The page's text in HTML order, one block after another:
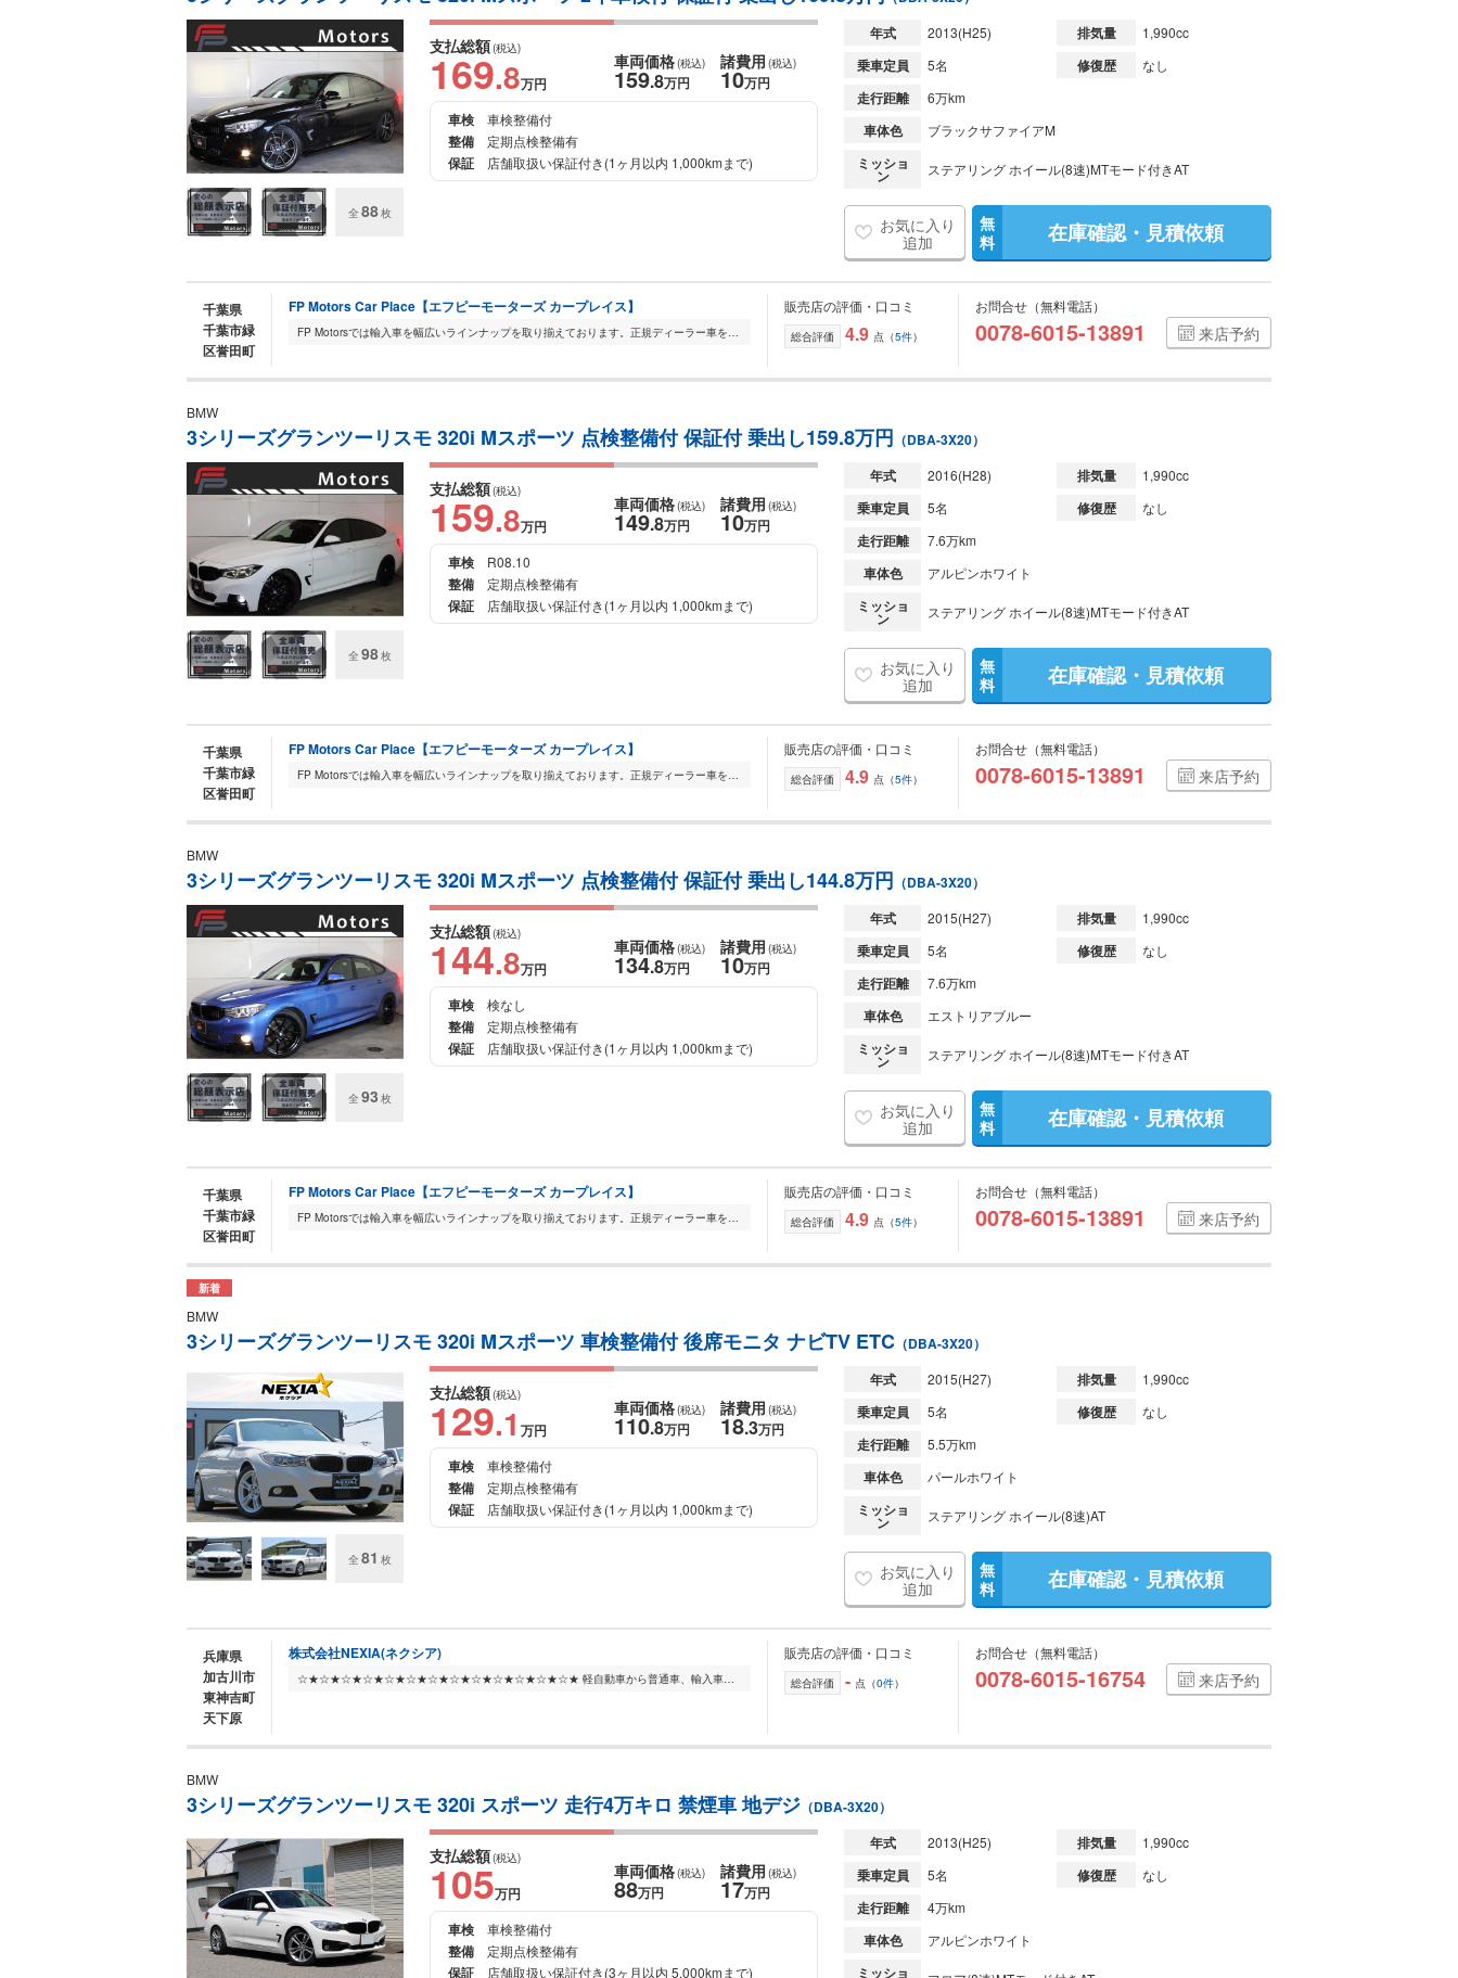
全 88枚
支払総額(税込)
169.8万円
車両価格(税込)
159.8万円
諸費用 (税込)
10万円
車検
車検整備付
整備 定期点検整備有
保証 店舗取扱い保証付き(1ヶ月以内 1,000kmまで)
年式 2013(H25) 排気量 1,990cc
乗車定員 5名 修復歴 なし
走行距離 6万km
車体色 ブラックサファイアM
ミッショ
ン ステアリング ホイール(8速)MTモード付きAT
お気に入り
追加
無
料
在庫確認・見積依頼
千葉県
千葉市緑
区誉田町
FP Motors Car Place【エフピーモーターズ カープレイス】
FP Motorsでは輸入車を幅広いラインナップを取り揃えております。正規ディーラー車を全車室内展示をしておりますので、メンテナンスの行き届いた展示車をごゆっくりご覧...
販売店の評価・口コミ
総合評価 4.9 点（5件）
お問合せ（無料電話）
0078-6015-13891 来店予約
BMW
3シリーズグランツーリスモ 320i Mスポーツ 点検整備付 保証付 乗出し159.8万円 （DBA-3X20）
全 98枚
支払総額(税込)
159.8万円
車両価格(税込)
149.8万円
諸費用 (税込)
10万円
車検
R08.10
整備 定期点検整備有
保証 店舗取扱い保証付き(1ヶ月以内 1,000kmまで)
年式 2016(H28) 排気量 1,990cc
乗車定員 5名 修復歴 なし
走行距離 7.6万km
車体色 アルピンホワイト
ミッショ
ン ステアリング ホイール(8速)MTモード付きAT
お気に入り
追加
無
料
在庫確認・見積依頼
千葉県
千葉市緑
区誉田町
FP Motors Car Place【エフピーモーターズ カープレイス】
FP Motorsでは輸入車を幅広いラインナップを取り揃えております。正規ディーラー車を全車室内展示をしておりますので、メンテナンスの行き届いた展示車をごゆっくりご覧...
販売店の評価・口コミ
総合評価 4.9 点（5件）
お問合せ（無料電話）
0078-6015-13891 来店予約
BMW
3シリーズグランツーリスモ 320i Mスポーツ 点検整備付 保証付 乗出し144.8万円 （DBA-3X20）
全 93 枚
支払総額(税込)
144.8万円
車両価格(税込)
134.8万円
諸費用 (税込)
10万円
車検
検なし
整備 定期点検整備有
保証 店舗取扱い保証付き(1ヶ月以内 1,000kmまで)
年式 2015(H27) 排気量 1,990cc
乗車定員 5名 修復歴 なし
走行距離 7.6万km
車体色 エストリアブルー
ミッショ
ン ステアリング ホイール(8速)MTモード付きAT
お気に入り
追加
無
料
在庫確認・見積依頼
千葉県
千葉市緑
区誉田町
FP Motors Car Place【エフピーモーターズ カープレイス】
FP Motorsでは輸入車を幅広いラインナップを取り揃えております。正規ディーラー車を全車室内展示をしておりますので、メンテナンスの行き届いた展示車をごゆっくりご覧...
販売店の評価・口コミ
総合評価 4.9 点（5件）
お問合せ（無料電話）
0078-6015-13891 来店予約
新着
BMW
3シリーズグランツーリスモ 320i Mスポーツ 車検整備付 後席モニタ ナビTV ETC （DBA-3X20）
全 81 枚
支払総額(税込)
129.1 万円
車両価格(税込)
110.8万円
諸費用 (税込)
18.3万円
車検
車検整備付
整備 定期点検整備有
保証 店舗取扱い保証付き(1ヶ月以内 1,000kmまで)
年式 2015(H27) 排気量 1,990cc
乗車定員 5名 修復歴 なし
走行距離 5.5万km
車体色 パールホワイト
ミッショ
ン ステアリング ホイール(8速)AT
お気に入り
追加
無
料
在庫確認・見積依頼
兵庫県
加古川市
東神吉町
天下原
株式会社NEXIA(ネクシア)
☆★☆★☆★☆★☆★☆★☆★☆★☆★☆★☆★☆★☆★ 軽自動車から普通車、輸入車、EVまでさまざまなジャンルを取り扱っております☆ 販売だけではなく、整備・車検・修理・保険までトータルサポ...
販売店の評価・口コミ
総合評価 - 点（0件）
お問合せ（無料電話）
0078-6015-16754 来店予約
BMW
3シリーズグランツーリスモ 320i スポーツ 走行4万キロ 禁煙車 地デジ （DBA-3X20）
支払総額(税込)
105万円
車両価格(税込)
88万円
諸費用 (税込)
17万円
車検
車検整備付
整備 定期点検整備有
保証 店舗取扱い保証付き(3ヶ月以内 5,000kmまで)
年式 2013(H25) 排気量 1,990cc
乗車定員 5名 修復歴 なし
走行距離 4万km
車体色 アルピンホワイト
ミッショ